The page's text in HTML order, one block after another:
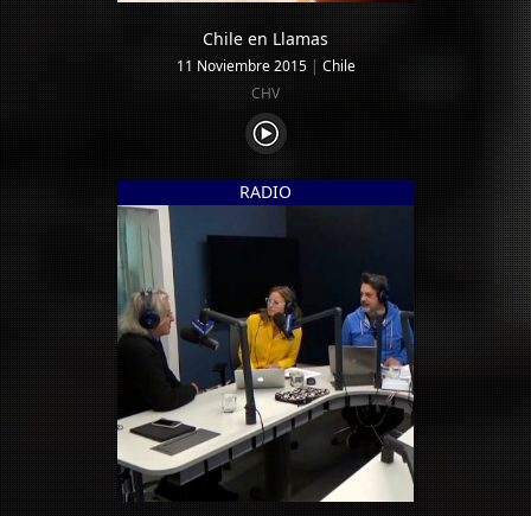
Chile en Llamas
11 Noviembre 2015| Chile
CHV
RADIO